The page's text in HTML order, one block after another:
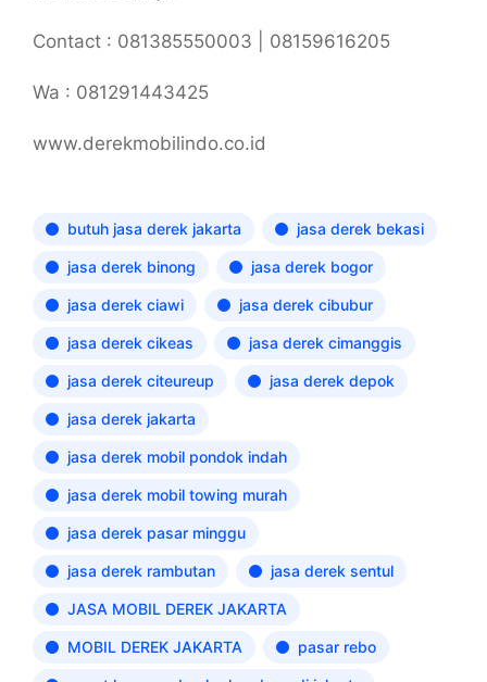
Contact : 081385550003 | 08159616205
Wa : 081291443425
www.derekmobilindo.co.id
butuh jasa derek jakarta jasa derek bekasi
jasa derek binong jasa derek bogor
jasa derek ciawi jasa derek cibubur
jasa derek cikeas jasa derek cimanggis
jasa derek citeureup jasa derek depok
jasa derek jakarta
jasa derek mobil pondok indah
jasa derek mobil towing murah
jasa derek pasar minggu
jasa derek rambutan jasa derek sentul
JASA MOBIL DEREK JAKARTA
MOBIL DEREK JAKARTA pasar rebo